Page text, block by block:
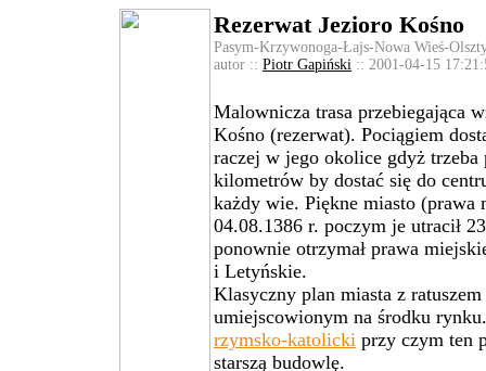
Rezerwat Jezioro Kośno
Pasym-Krzywonoga-Łajs-Nowa Wieś-
autor :: Piotr Gapiński :: 2001-04-15
Malownicza trasa przebiegająca
Kośno (rezerwat). Pociągiem
raczej w jego okolice gdyż trzeba
kilometrów by dostać się do
każdy wie. Piękne miasto (prawa
04.08.1386 r. poczym je utracił
ponownie otrzymał prawa
i Letyńskie.
Klasyczny plan miasta z
umiejscowionym na środku
rzymsko-katolicki przy czym ten
starszą budowlę.